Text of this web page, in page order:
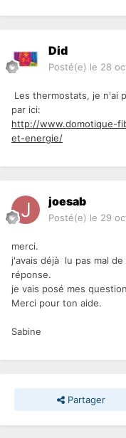
Did
Posté(e) le 28
Les thermostats, je n'ai
par ici:
http://www.domotique-
et-energie/
joesab
Posté(e) le 29
merci.
j'avais déjà lu pas mal
réponse.
je vais posé mes
Merci pour ton aide.
Sabine
Partager